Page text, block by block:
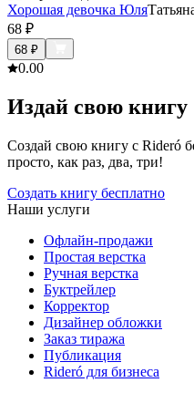
Хорошая девочка Юля
68 ₽
68 ₽
0.00
Издай свою книгу
Создай свою книгу с Rideró
просто, как раз, два, три!
Создать книгу бесплатно
Наши услуги
Офлайн-продажи
Простая верстка
Ручная верстка
Буктрейлер
Корректор
Дизайнер обложки
Заказ тиража
Публикация
Rideró для бизнеса